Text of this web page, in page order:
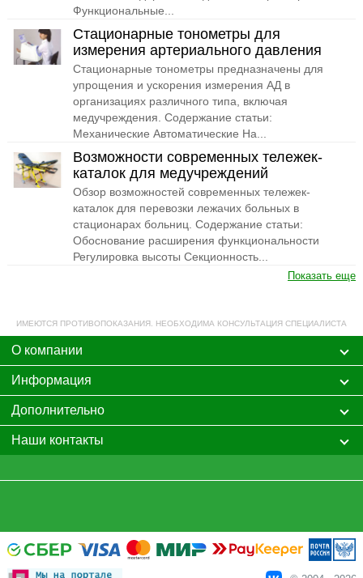
Функциональные...
Стационарные тонометры для
измерения артериального давления
Стационарные тонометры предназначены для
упрощения и ускорения измерения АД в
организациях различного типа, включая
медучреждения. Содержание статьи:
Механические Автоматические На...
Возможности современных тележек-
каталок для медучреждений
Обзор возможностей современных тележек-
каталок для перевозки лежачих больных в
стационарах больниц. Содержание статьи:
Обоснование расширения функциональности
Регулировка высоты Секционность...
Показать еще
ИМЕЮТСЯ ПРОТИВОПОКАЗАНИЯ. НЕОБХОДИМА КОНСУЛЬТАЦИЯ СПЕЦИАЛИСТА
О компании
Информация
Дополнительно
Наши контакты